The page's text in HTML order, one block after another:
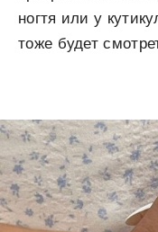
ногтя или у
тоже будет